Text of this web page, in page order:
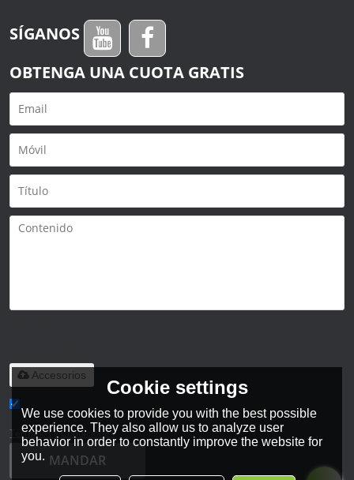
SÍGANOS
OBTENGA UNA CUOTA GRATIS
Accesorios
He leido y acepto los Términos y Condiciones de este servicio,
Términos y Condiciones
MANDAR
Cookie settings
We use cookies to provide you with the best possible
experience. They also allow us to analyze user
behavior in order to constantly improve the website for
you.